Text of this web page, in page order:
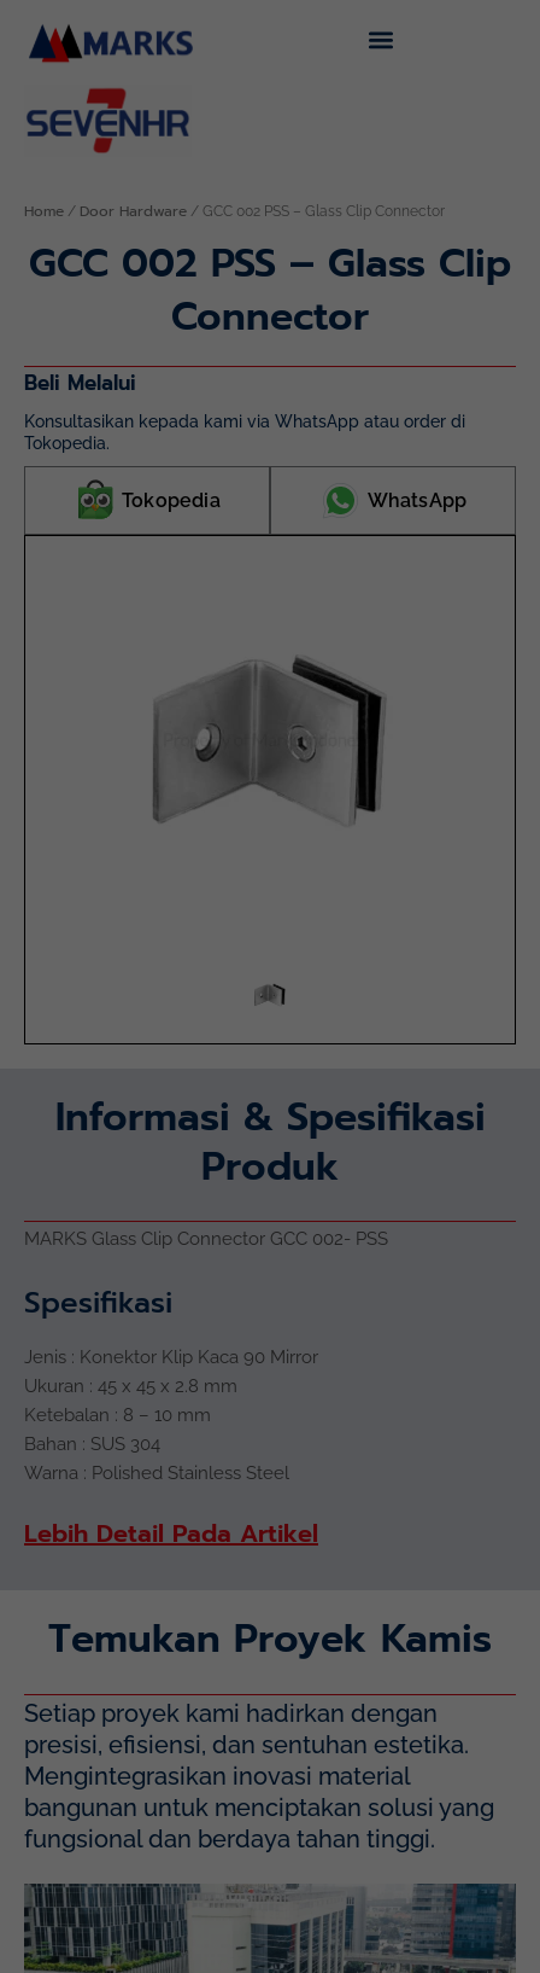
content
Home / Door Hardware / GCC 002 PSS – Glass Clip Connector
GCC 002 PSS – Glass Clip
Connector
Beli Melalui
Konsultasikan kepada kami via WhatsApp atau order di
Tokopedia.
Tokopedia WhatsApp
Informasi & Spesifikasi
Produk
MARKS Glass Clip Connector GCC 002- PSS
Spesifikasi
Jenis : Konektor Klip Kaca 90 Mirror
Ukuran : 45 x 45 x 2.8 mm
Ketebalan : 8 – 10 mm
Bahan : SUS 304
Warna : Polished Stainless Steel
Lebih Detail Pada Artikel
Temukan Proyek Kamis
Setiap proyek kami hadirkan dengan
presisi, efisiensi, dan sentuhan estetika.
Mengintegrasikan inovasi material
bangunan untuk menciptakan solusi yang
fungsional dan berdaya tahan tinggi.
Mayapada Hospital Kuningan (MHKN), Kuningan, Jakarta
Selatan.
Lihat Detail Proyek